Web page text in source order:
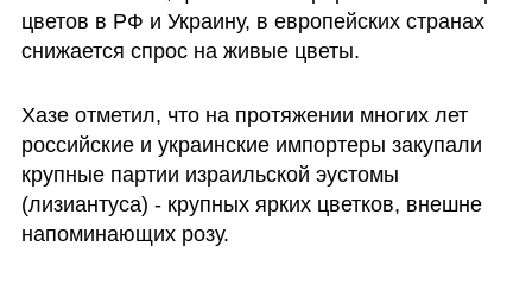
цветов в РФ и Украину, в европейских странах
снижается спрос на живые цветы.
Хазе отметил, что на протяжении многих лет
российские и украинские импортеры закупали
крупные партии израильской эустомы
(лизиантуса) - крупных ярких цветков, внешне
напоминающих розу.